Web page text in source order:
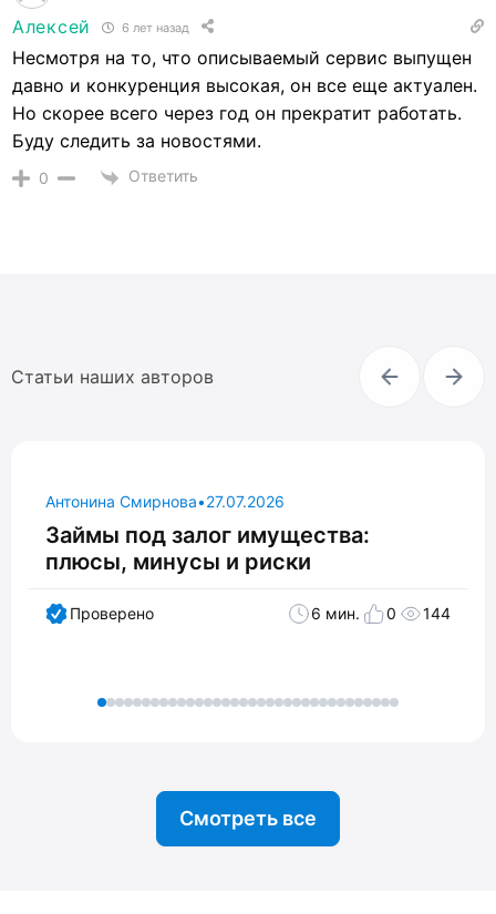
Алексей 6 лет назад
Несмотря на то, что описываемый сервис выпущен
давно и конкуренция высокая, он все еще актуален.
Но скорее всего через год он прекратит работать.
Буду следить за новостями.
0 Ответить
Статьи наших авторов
Антонина Смирнова•27.07.2026
Займы под залог имущества:
плюсы, минусы и риски
Проверено 6 мин. 0 144
Смотреть все